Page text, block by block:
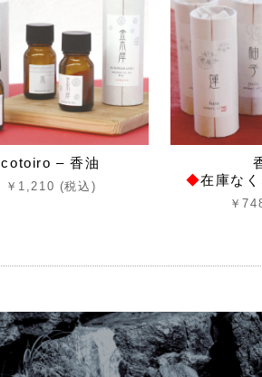
cotoiro – 香油
￥1,210 (税込)
◆在庫な
￥